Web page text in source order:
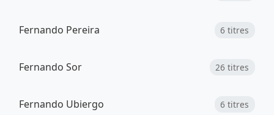
Fernando Pereira 6 titres
Fernando Sor 26 titres
Fernando Ubiergo 6 titres